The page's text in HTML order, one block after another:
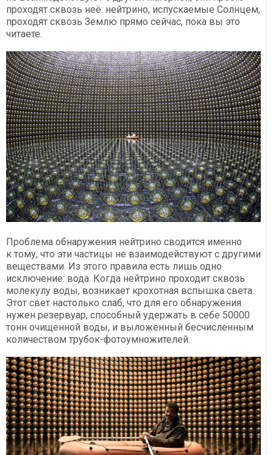
проходят сквозь неё: нейтрино, испускаемые Солнцем,
проходят сквозь Землю прямо сейчас, пока вы это
читаете.
Проблема обнаружения нейтрино сводится именно
к тому, что эти частицы не взаимодействуют с другими
веществами. Из этого правила есть лишь одно
исключение: вода. Когда нейтрино проходит сквозь
молекулу воды, возникает крохотная вспышка света.
Этот свет настолько слаб, что для его обнаружения
нужен резервуар, способный удержать в себе 50000
тонн очищенной воды, и выложенный бесчисленным
количеством трубок-фотоумножителей.